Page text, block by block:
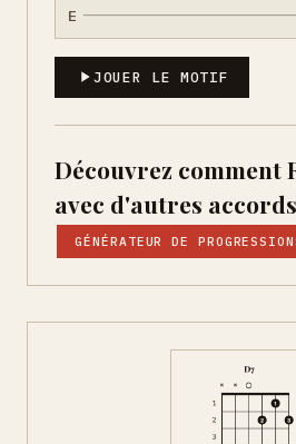
E
JOUER LE MOTIF
Découvrez comment
avec d'autres
GÉNÉRATEUR DE